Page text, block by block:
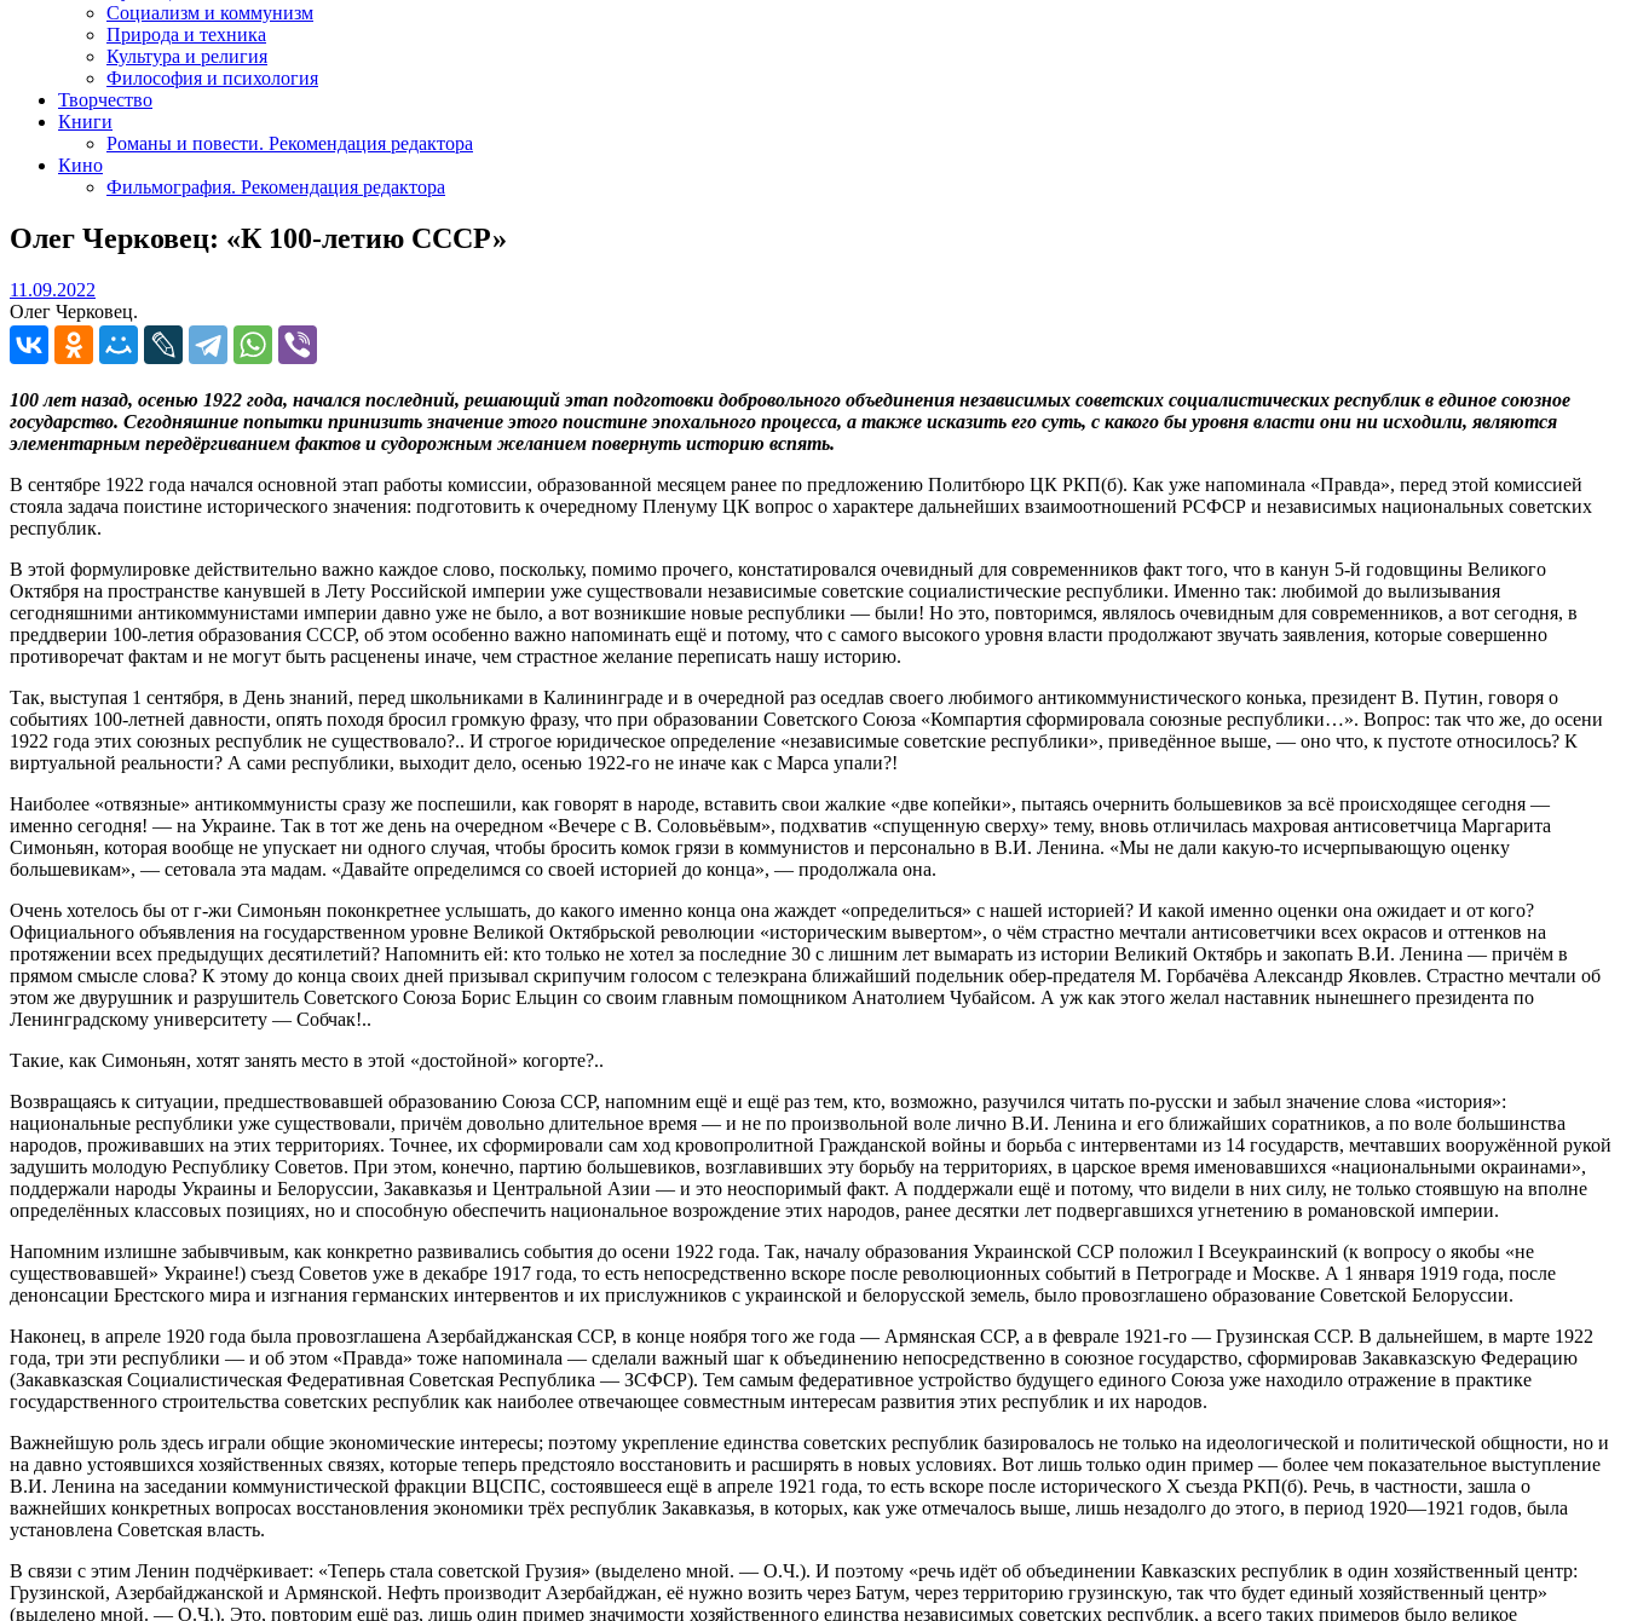
Социализм и коммунизм
Природа и техника
Культура и религия
Философия и психология
Творчество
Книги
Романы и повести. Рекомендация редактора
Кино
Фильмография. Рекомендация редактора
Олег Черковец: «К 100-летию СССР»
11.09.2022
Олег Черковец.
100 лет назад, осенью 1922 года, начался последний, решающий этап подготовки добровольного объединения независимых советских социалистических республик в единое союзное
государство. Сегодняшние попытки принизить значение этого поистине эпохального процесса, а также исказить его суть, с какого бы уровня власти они ни исходили, являются
элементарным передёргиванием фактов и судорожным желанием повернуть историю вспять.
В сентябре 1922 года начался основной этап работы комиссии, образованной месяцем ранее по предложению Политбюро ЦК РКП(б). Как уже напоминала «Правда», перед этой комиссией
стояла задача поистине исторического значения: подготовить к очередному Пленуму ЦК вопрос о характере дальнейших взаимоотношений РСФСР и независимых национальных советских
республик.
В этой формулировке действительно важно каждое слово, поскольку, помимо прочего, констатировался очевидный для современников факт того, что в канун 5-й годовщины Великого
Октября на пространстве канувшей в Лету Российской империи уже существовали независимые советские социалистические республики. Именно так: любимой до вылизывания
сегодняшними антикоммунистами империи давно уже не было, а вот возникшие новые республики — были! Но это, повторимся, являлось очевидным для современников, а вот сегодня, в
преддверии 100-летия образования СССР, об этом особенно важно напоминать ещё и потому, что с самого высокого уровня власти продолжают звучать заявления, которые совершенно
противоречат фактам и не могут быть расценены иначе, чем страстное желание переписать нашу историю.
Так, выступая 1 сентября, в День знаний, перед школьниками в Калининграде и в очередной раз оседлав своего любимого антикоммунистического конька, президент В. Путин, говоря о
событиях 100-летней давности, опять походя бросил громкую фразу, что при образовании Советского Союза «Компартия сформировала союзные республики…». Вопрос: так что же, до осени
1922 года этих союзных республик не существовало?.. И строгое юридическое определение «независимые советские республики», приведённое выше, — оно что, к пустоте относилось? К
виртуальной реальности? А сами республики, выходит дело, осенью 1922-го не иначе как с Марса упали?!
Наиболее «отвязные» антикоммунисты сразу же поспешили, как говорят в народе, вставить свои жалкие «две копейки», пытаясь очернить большевиков за всё происходящее сегодня —
именно сегодня! — на Украине. Так в тот же день на очередном «Вечере с В. Соловьёвым», подхватив «спущенную сверху» тему, вновь отличилась махровая антисоветчица Маргарита
Симоньян, которая вообще не упускает ни одного случая, чтобы бросить комок грязи в коммунистов и персонально в В.И. Ленина. «Мы не дали какую-то исчерпывающую оценку
большевикам», — сетовала эта мадам. «Давайте определимся со своей историей до конца», — продолжала она.
Очень хотелось бы от г-жи Симоньян поконкретнее услышать, до какого именно конца она жаждет «определиться» с нашей историей? И какой именно оценки она ожидает и от кого?
Официального объявления на государственном уровне Великой Октябрьской революции «историческим вывертом», о чём страстно мечтали антисоветчики всех окрасов и оттенков на
протяжении всех предыдущих десятилетий? Напомнить ей: кто только не хотел за последние 30 с лишним лет вымарать из истории Великий Октябрь и закопать В.И. Ленина — причём в
прямом смысле слова? К этому до конца своих дней призывал скрипучим голосом с телеэкрана ближайший подельник обер-предателя М. Горбачёва Александр Яковлев. Страстно мечтали об
этом же двурушник и разрушитель Советского Союза Борис Ельцин со своим главным помощником Анатолием Чубайсом. А уж как этого желал наставник нынешнего президента по
Ленинградскому университету — Собчак!..
Такие, как Симоньян, хотят занять место в этой «достойной» когорте?..
Возвращаясь к ситуации, предшествовавшей образованию Союза ССР, напомним ещё и ещё раз тем, кто, возможно, разучился читать по-русски и забыл значение слова «история»:
национальные республики уже существовали, причём довольно длительное время — и не по произвольной воле лично В.И. Ленина и его ближайших соратников, а по воле большинства
народов, проживавших на этих территориях. Точнее, их сформировали сам ход кровопролитной Гражданской войны и борьба с интервентами из 14 государств, мечтавших вооружённой рукой
задушить молодую Республику Советов. При этом, конечно, партию большевиков, возглавивших эту борьбу на территориях, в царское время именовавшихся «национальными окраинами»,
поддержали народы Украины и Белоруссии, Закавказья и Центральной Азии — и это неоспоримый факт. А поддержали ещё и потому, что видели в них силу, не только стоявшую на вполне
определённых классовых позициях, но и способную обеспечить национальное возрождение этих народов, ранее десятки лет подвергавшихся угнетению в романовской империи.
Напомним излишне забывчивым, как конкретно развивались события до осени 1922 года. Так, началу образования Украинской ССР положил I Всеукраинский (к вопросу о якобы «не
существовавшей» Украине!) съезд Советов уже в декабре 1917 года, то есть непосредственно вскоре после революционных событий в Петрограде и Москве. А 1 января 1919 года, после
денонсации Брестского мира и изгнания германских интервентов и их прислужников с украинской и белорусской земель, было провозглашено образование Советской Белоруссии.
Наконец, в апреле 1920 года была провозглашена Азербайджанская ССР, в конце ноября того же года — Армянская ССР, а в феврале 1921-го — Грузинская ССР. В дальнейшем, в марте 1922
года, три эти республики — и об этом «Правда» тоже напоминала — сделали важный шаг к объединению непосредственно в союзное государство, сформировав Закавказскую Федерацию
(Закавказская Социалистическая Федеративная Советская Республика — ЗСФСР). Тем самым федеративное устройство будущего единого Союза уже находило отражение в практике
государственного строительства советских республик как наиболее отвечающее совместным интересам развития этих республик и их народов.
Важнейшую роль здесь играли общие экономические интересы; поэтому укрепление единства советских республик базировалось не только на идеологической и политической общности, но и
на давно устоявшихся хозяйственных связях, которые теперь предстояло восстановить и расширять в новых условиях. Вот лишь только один пример — более чем показательное выступление
В.И. Ленина на заседании коммунистической фракции ВЦСПС, состоявшееся ещё в апреле 1921 года, то есть вскоре после исторического X съезда РКП(б). Речь, в частности, зашла о
важнейших конкретных вопросах восстановления экономики трёх республик Закавказья, в которых, как уже отмечалось выше, лишь незадолго до этого, в период 1920—1921 годов, была
установлена Советская власть.
В связи с этим Ленин подчёркивает: «Теперь стала советской Грузия» (выделено мной. — О.Ч.). И поэтому «речь идёт об объединении Кавказских республик в один хозяйственный центр:
Грузинской, Азербайджанской и Армянской. Нефть производит Азербайджан, её нужно возить через Батум, через территорию грузинскую, так что будет единый хозяйственный центр»
(выделено мной. — О.Ч.). Это, повторим ещё раз, лишь один пример значимости хозяйственного единства независимых советских республик, а всего таких примеров было великое